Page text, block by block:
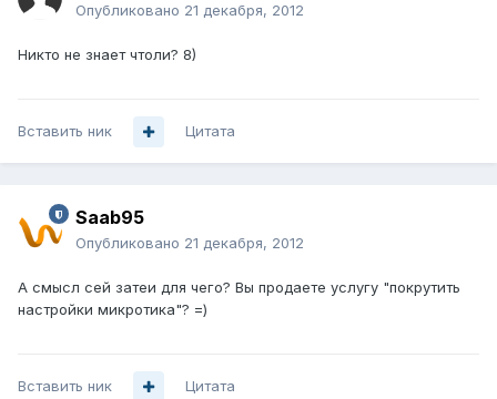
Опубликовано 21 декабря, 2012
Никто не знает чтоли? 8)
Вставить ник Цитата
Saab95
Опубликовано 21 декабря, 2012
А смысл сей затеи для чего? Вы продаете услугу "покрутить
настройки микротика"? =)
Вставить ник Цитата